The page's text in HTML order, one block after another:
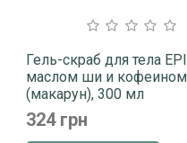
Гель-скраб для тела
маслом ши и кофеином
(макарун), 300 мл
324 грн